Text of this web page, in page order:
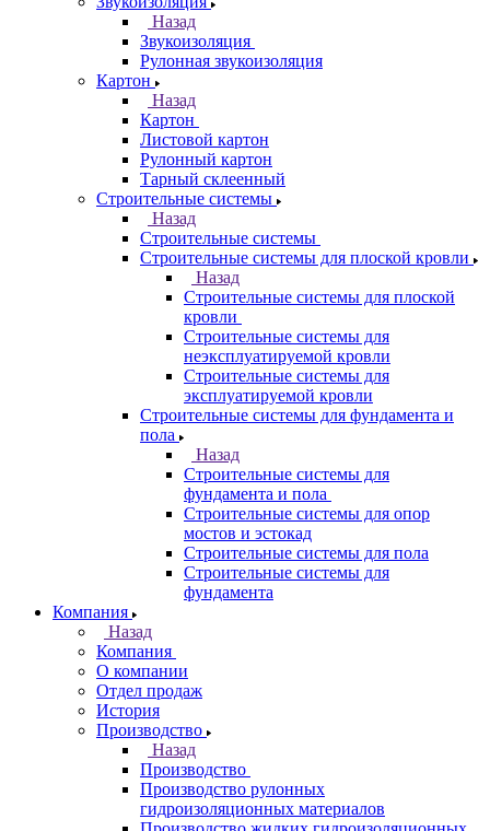
Назад
Звукоизоляция
Рулонная звукоизоляция
Картон
Назад
Картон
Листовой картон
Рулонный картон
Тарный склеенный
Строительные системы
Назад
Строительные системы
Строительные системы для плоской кровли
Назад
Строительные системы для плоской
кровли
Строительные системы для
неэксплуатируемой кровли
Строительные системы для
эксплуатируемой кровли
Строительные системы для фундамента и
пола
Назад
Строительные системы для
фундамента и пола
Строительные системы для опор
мостов и эстокад
Строительные системы для пола
Строительные системы для
фундамента
Компания
Назад
Компания
О компании
Отдел продаж
История
Производство
Назад
Производство
Производство рулонных
гидроизоляционных материалов